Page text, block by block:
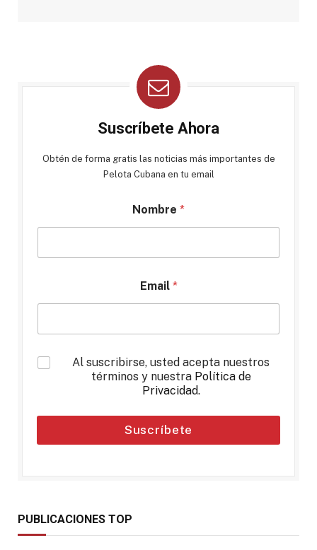
Suscríbete Ahora
Obtén de forma gratis las noticias más importantes de
Pelota Cubana en tu email
Nombre *
Email *
*
Al suscribirse, usted acepta nuestros
términos y nuestra Política de
Privacidad.
Suscríbete
PUBLICACIONES TOP